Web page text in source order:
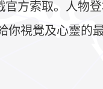
方索取。人物
視覺及心靈的最